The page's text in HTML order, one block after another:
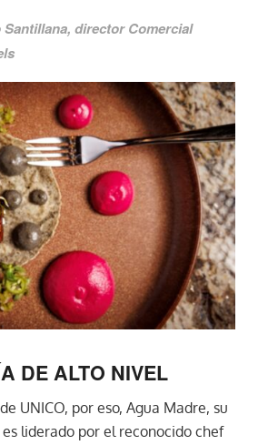
director Comercial
DE ALTO NIVEL
UNICO, por eso, Agua Madre, su
liderado por el reconocido chef